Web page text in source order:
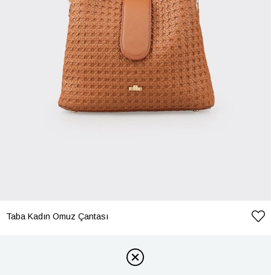
Taba Kadın Omuz Çantası